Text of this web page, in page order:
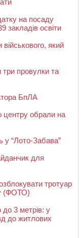
на посаду
закладів освіти
який
провулки та
БпЛА
центру обрали на
у “Лото-Забава”
для
тротуар
(ФОТО)
3 метрів: у
до житлових